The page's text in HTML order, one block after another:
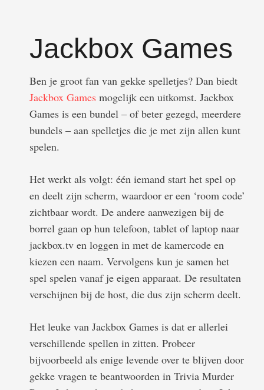
Jackbox Games
Ben je groot fan van gekke spelletjes? Dan biedt
Jackbox Games mogelijk een uitkomst. Jackbox
Games is een bundel – of beter gezegd, meerdere
bundels – aan spelletjes die je met zijn allen kunt
spelen.
Het werkt als volgt: één iemand start het spel op
en deelt zijn scherm, waardoor er een ‘room code’
zichtbaar wordt. De andere aanwezigen bij de
borrel gaan op hun telefoon, tablet of laptop naar
jackbox.tv en loggen in met de kamercode en
kiezen een naam. Vervolgens kun je samen het
spel spelen vanaf je eigen apparaat. De resultaten
verschijnen bij de host, die dus zijn scherm deelt.
Het leuke van Jackbox Games is dat er allerlei
verschillende spellen in zitten. Probeer
bijvoorbeeld als enige levende over te blijven door
gekke vragen te beantwoorden in Trivia Murder